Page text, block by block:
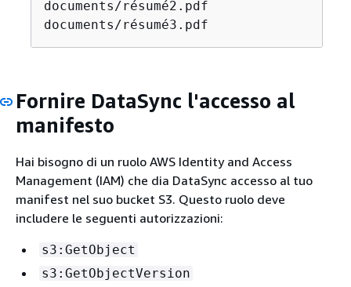
documents/résumé2.pdf
documents/résumé3.pdf
Fornire DataSync l'accesso al
manifesto
Hai bisogno di un ruolo AWS Identity and Access
Management (IAM) che dia DataSync accesso al tuo
manifest nel suo bucket S3. Questo ruolo deve
includere le seguenti autorizzazioni:
s3:GetObject
s3:GetObjectVersion